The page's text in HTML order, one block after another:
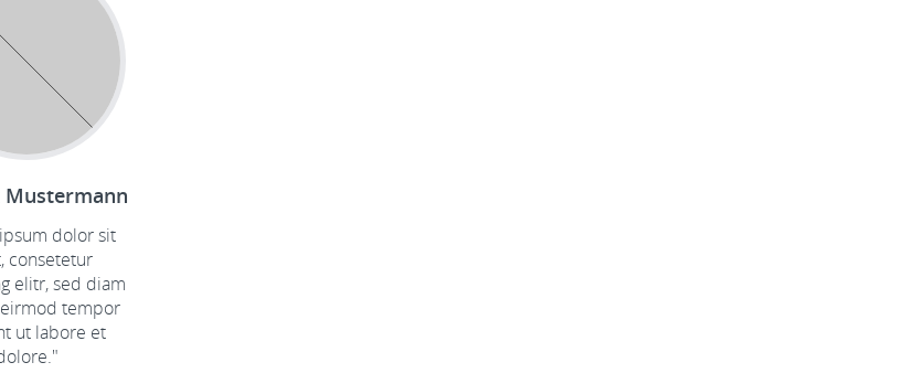
Mustermann
dolor sit
consetetur
elitr, sed diam
tempor
ut labore et